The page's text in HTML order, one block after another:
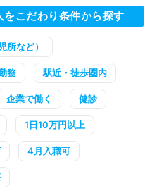
こだわり条件から探す
所など）
務 駅近・徒歩圏内
企業で働く 健診
1日10万円以上
4月入職可